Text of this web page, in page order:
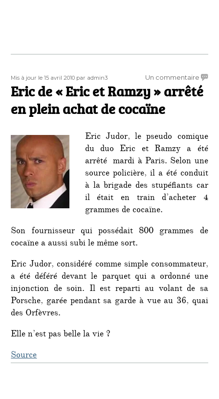
Publié
le
Mis à jour le 15 avril 2010 Auteur
par admin3 Un commentairesur
Eric
de
arrêté
en
plein
achat
Eric de « Eric et Ramzy » arrêté
en plein achat de cocaïne
Eric Judor, le pseudo comique
du duo Eric et Ramzy a été
arrêté mardi à Paris. Selon une
source policière, il a été conduit
à la brigade des stupéfiants car
il était en train d’acheter 4
grammes de cocaïne.
Son fournisseur qui possédait 800 grammes de
cocaïne a aussi subi le même sort.
Eric Judor, considéré comme simple consommateur,
a été déféré devant le parquet qui a ordonné une
injonction de soin. Il est reparti au volant de sa
Porsche, garée pendant sa garde à vue au 36, quai
des Orfèvres.
Elle n’est pas belle la vie ?
Source